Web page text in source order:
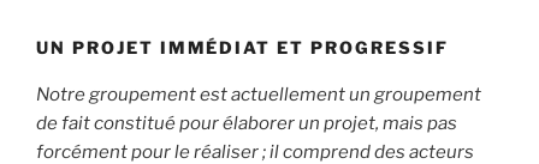
UN PROJET IMMÉDIAT ET PROGRESSIF
Notre groupement est actuellement un groupement
de fait constitué pour élaborer un projet, mais pas
forcément pour le réaliser ; il comprend des acteurs